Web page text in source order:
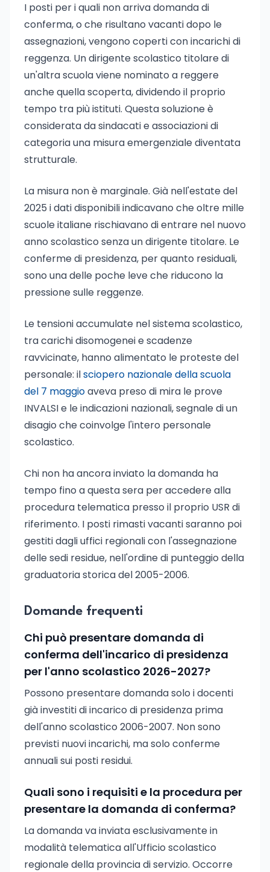
I posti per i quali non arriva domanda di
conferma, o che risultano vacanti dopo le
assegnazioni, vengono coperti con incarichi di
reggenza. Un dirigente scolastico titolare di
un'altra scuola viene nominato a reggere
anche quella scoperta, dividendo il proprio
tempo tra più istituti. Questa soluzione è
considerata da sindacati e associazioni di
categoria una misura emergenziale diventata
strutturale.
La misura non è marginale. Già nell'estate del
2025 i dati disponibili indicavano che oltre mille
scuole italiane rischiavano di entrare nel nuovo
anno scolastico senza un dirigente titolare. Le
conferme di presidenza, per quanto residuali,
sono una delle poche leve che riducono la
pressione sulle reggenze.
Le tensioni accumulate nel sistema scolastico,
tra carichi disomogenei e scadenze
ravvicinate, hanno alimentato le proteste del
personale: ilsciopero nazionale della scuola
del 7 maggioaveva preso di mira le prove
INVALSI e le indicazioni nazionali, segnale di un
disagio che coinvolge l'intero personale
scolastico.
Chi non ha ancora inviato la domanda ha
tempo fino a questa sera per accedere alla
procedura telematica presso il proprio USR di
riferimento. I posti rimasti vacanti saranno poi
gestiti dagli uffici regionali con l'assegnazione
delle sedi residue, nell'ordine di punteggio della
graduatoria storica del 2005-2006.
Domande frequenti
Chi può presentare domanda di
conferma dell'incarico di presidenza
per l'anno scolastico 2026-2027?
Possono presentare domanda solo i docenti
già investiti di incarico di presidenza prima
dell'anno scolastico 2006-2007. Non sono
previsti nuovi incarichi, ma solo conferme
annuali sui posti residui.
Quali sono i requisiti e la procedura per
presentare la domanda di conferma?
La domanda va inviata esclusivamente in
modalità telematica all'Ufficio scolastico
regionale della provincia di servizio. Occorre